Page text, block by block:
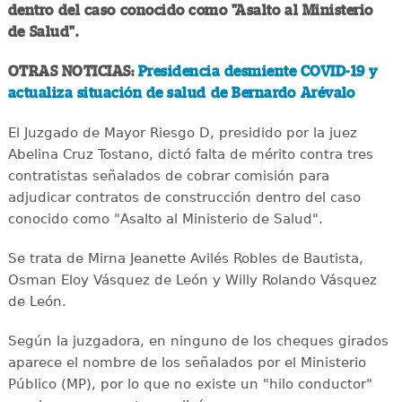
dentro del caso conocido como "Asalto al Ministerio
de Salud".
OTRAS NOTICIAS: Presidencia desmiente COVID-19 y
actualiza situación de salud de Bernardo Arévalo
El Juzgado de Mayor Riesgo D, presidido por la juez
Abelina Cruz Tostano, dictó falta de mérito contra tres
contratistas señalados de cobrar comisión para
adjudicar contratos de construcción dentro del caso
conocido como "Asalto al Ministerio de Salud".
Se trata de Mirna Jeanette Avilés Robles de Bautista,
Osman Eloy Vásquez de León y Willy Rolando Vásquez
de León.
Según la juzgadora, en ninguno de los cheques girados
aparece el nombre de los señalados por el Ministerio
Público (MP), por lo que no existe un "hilo conductor"